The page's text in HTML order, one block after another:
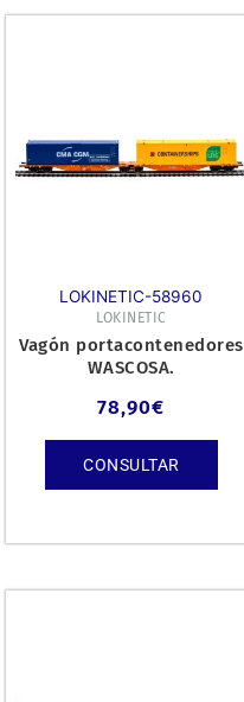
LOKINETIC-58960
LOKINETIC
Vagón portacontenedores
WASCOSA.
78,90€
CONSULTAR